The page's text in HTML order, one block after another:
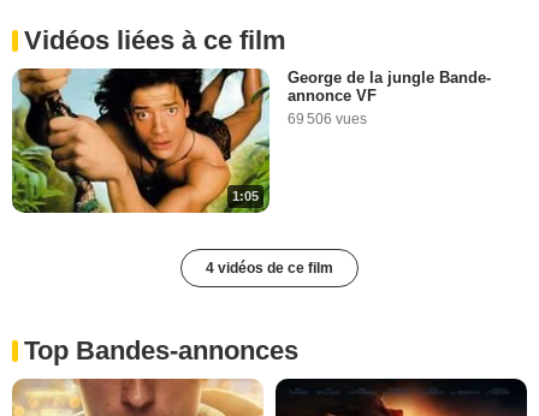
Vidéos liées à ce film
1:05
George de la jungle Bande-
annonce VF
69 506 vues
4 vidéos de ce film
Top Bandes-annonces